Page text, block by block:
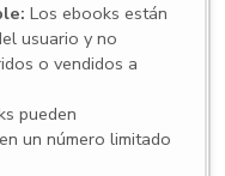
Los ebooks están
usuario y no
o vendidos a
pueden
un número limitado